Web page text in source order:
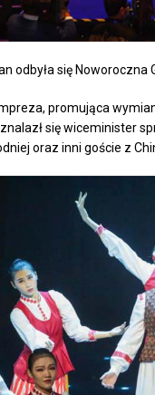
odbyła się Noworoczna
promująca
się wiceminister
oraz inni goście z